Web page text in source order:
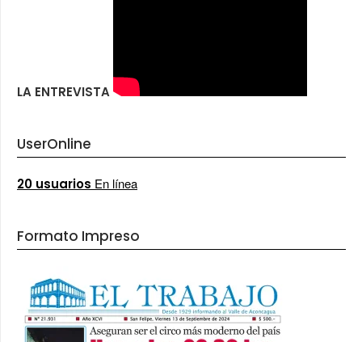
LA ENTREVISTA
UserOnline
20 usuarios En línea
Formato Impreso